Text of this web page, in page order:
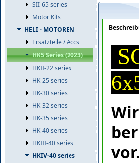
SII-65 series
Motor Kits
HELI - MOTOREN
Ersatzteile / Accs
HK5 Series (2023)
HKII-22 series
HK-25 series
HK-30 series
HK-32 series
HK-35 series
HK-40 series
HKIII-40 series
HKIV-40 series
vor.